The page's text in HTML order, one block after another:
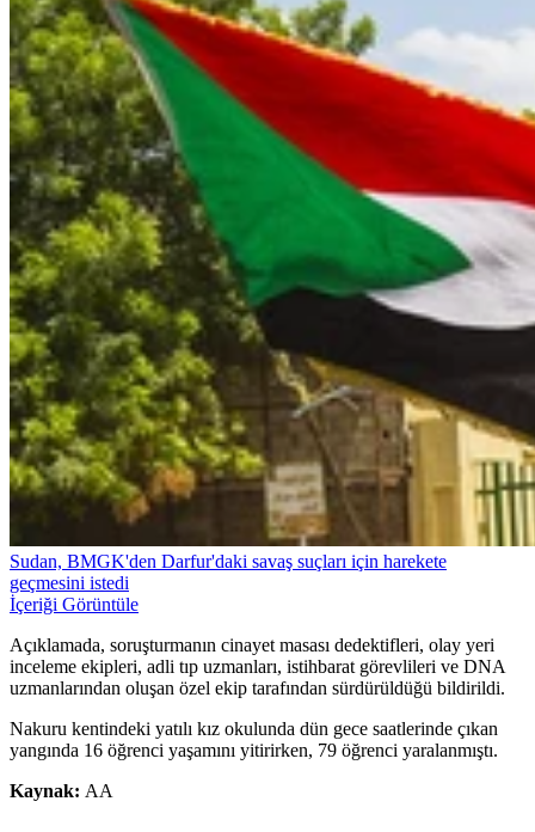
Sudan, BMGK'den Darfur'daki savaş suçları için harekete
geçmesini istedi
İçeriği Görüntüle
Açıklamada, soruşturmanın cinayet masası dedektifleri, olay yeri
inceleme ekipleri, adli tıp uzmanları, istihbarat görevlileri ve DNA
uzmanlarından oluşan özel ekip tarafından sürdürüldüğü bildirildi.
Nakuru kentindeki yatılı kız okulunda dün gece saatlerinde çıkan
yangında 16 öğrenci yaşamını yitirirken, 79 öğrenci yaralanmıştı.
Kaynak: AA